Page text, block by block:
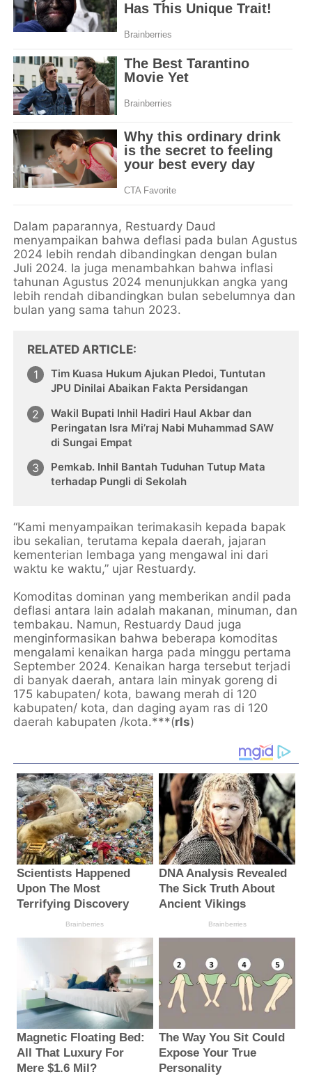
Dalam paparannya, Restuardy Daud
menyampaikan bahwa deflasi pada bulan Agustus
2024 lebih rendah dibandingkan dengan bulan
Juli 2024. Ia juga menambahkan bahwa inflasi
tahunan Agustus 2024 menunjukkan angka yang
lebih rendah dibandingkan bulan sebelumnya dan
bulan yang sama tahun 2023.
RELATED ARTICLE
Tim Kuasa Hukum Ajukan Pledoi, Tuntutan
JPU Dinilai Abaikan Fakta Persidangan
Wakil Bupati Inhil Hadiri Haul Akbar dan
Peringatan Isra Mi’raj Nabi Muhammad SAW
di Sungai Empat
Pemkab. Inhil Bantah Tuduhan Tutup Mata
terhadap Pungli di Sekolah
“Kami menyampaikan terimakasih kepada bapak
ibu sekalian, terutama kepala daerah, jajaran
kementerian lembaga yang mengawal ini dari
waktu ke waktu,” ujar Restuardy.
Komoditas dominan yang memberikan andil pada
deflasi antara lain adalah makanan, minuman, dan
tembakau. Namun, Restuardy Daud juga
menginformasikan bahwa beberapa komoditas
mengalami kenaikan harga pada minggu pertama
September 2024. Kenaikan harga tersebut terjadi
di banyak daerah, antara lain minyak goreng di
175 kabupaten/ kota, bawang merah di 120
kabupaten/ kota, dan daging ayam ras di 120
daerah kabupaten /kota.***(rls)